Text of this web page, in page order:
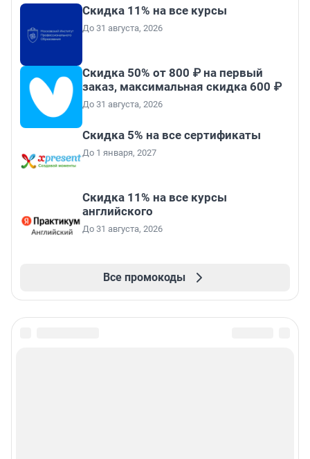
Скидка 11% на все курсы
До 31 августа, 2026
Скидка 50% от 800 ₽ на первый
заказ, максимальная скидка 600 ₽
До 31 августа, 2026
Скидка 5% на все сертификаты
До 1 января, 2027
Скидка 11% на все курсы
английского
До 31 августа, 2026
Все промокоды